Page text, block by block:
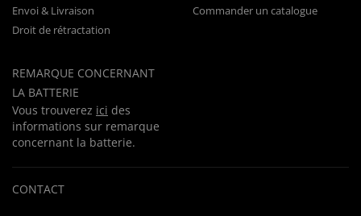
Envoi & Livraison
Droit de rétractation
REMARQUE CONCERNANT
LA BATTERIE
Vous trouverez ici des
informations sur remarque
concernant la batterie.
Commander un catalogue
CONTACT